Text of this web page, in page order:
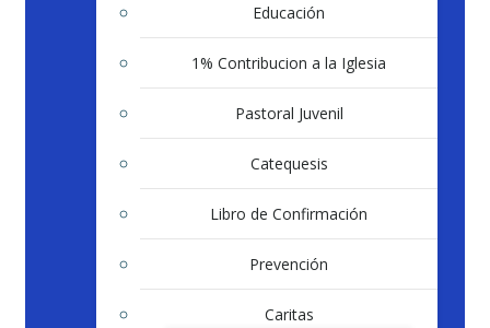
Educación
1% Contribucion a la Iglesia
Pastoral Juvenil
Catequesis
Libro de Confirmación
Prevención
Caritas